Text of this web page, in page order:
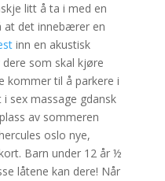
litt å ta i med en
at det innebærer en
inn en akustisk
dere som skal kjøre
kommer til å parkere i
sex massage gdansk
av sommeren
oslo nye,
Barn under 12 år ½
låtene kan dere! Når